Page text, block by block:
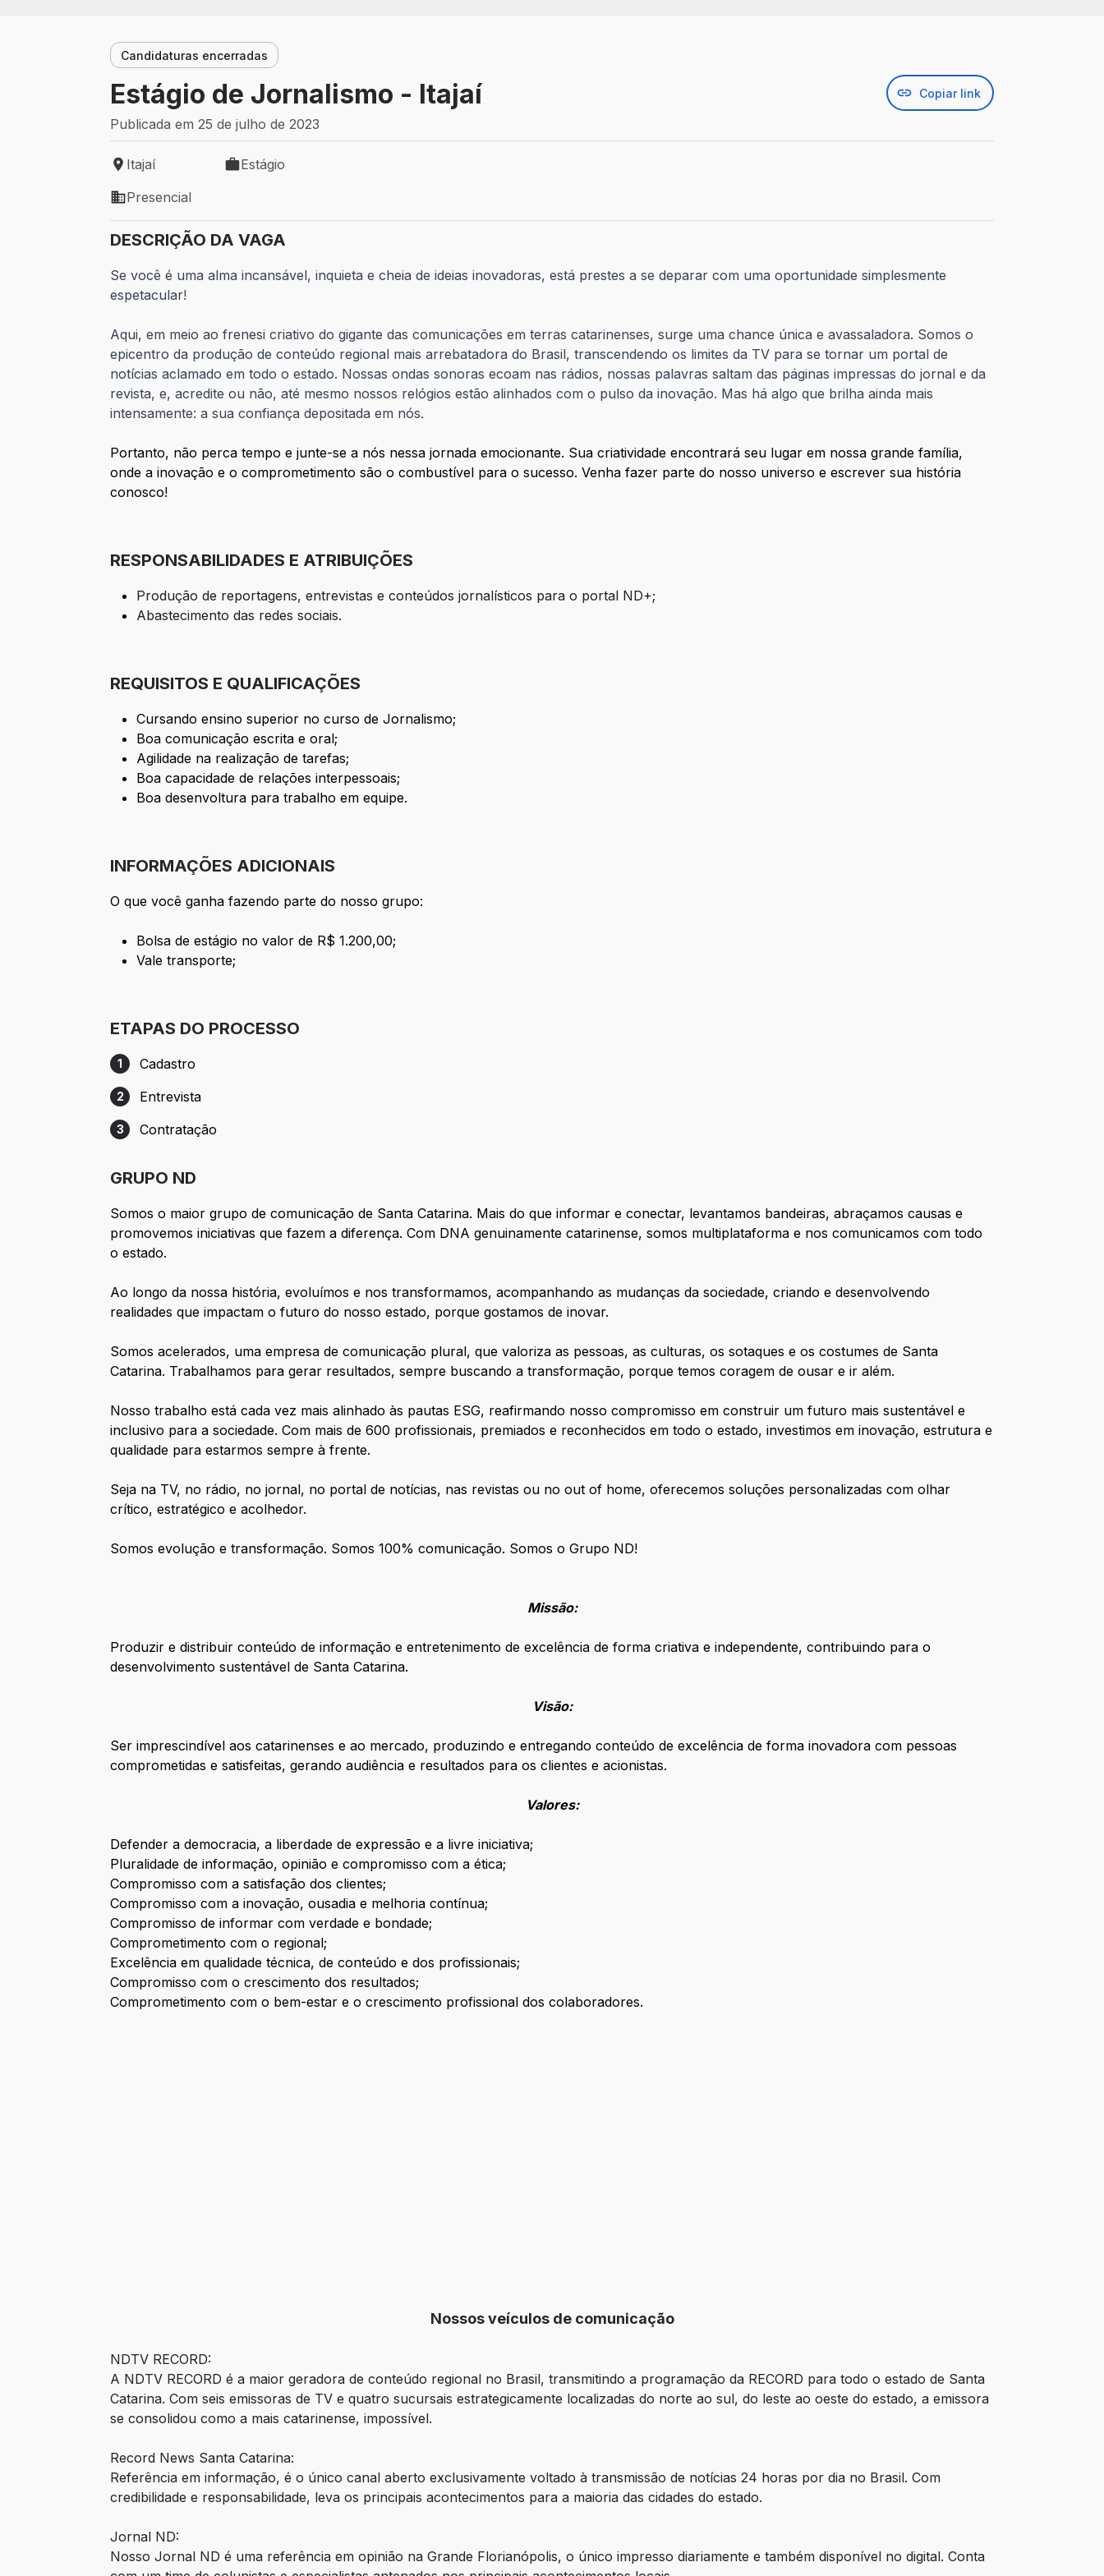
Candidaturas encerradas
Estágio de Jornalismo - Itajaí Copiar link
Publicada em 25 de julho de 2023
Local de trabalho: Itajaí
Itajaí
Tipo de vaga: Estágio
Estágio
Modelo de trabalho: Presencial
Presencial
DESCRIÇÃO DA VAGA
Se você é uma alma incansável, inquieta e cheia de ideias inovadoras, está prestes a se deparar com uma oportunidade simplesmente
espetacular!
Aqui, em meio ao frenesi criativo do gigante das comunicações em terras catarinenses, surge uma chance única e avassaladora. Somos o
epicentro da produção de conteúdo regional mais arrebatadora do Brasil, transcendendo os limites da TV para se tornar um portal de
notícias aclamado em todo o estado. Nossas ondas sonoras ecoam nas rádios, nossas palavras saltam das páginas impressas do jornal e da
revista, e, acredite ou não, até mesmo nossos relógios estão alinhados com o pulso da inovação. Mas há algo que brilha ainda mais
intensamente: a sua confiança depositada em nós.
Portanto, não perca tempo e junte-se a nós nessa jornada emocionante. Sua criatividade encontrará seu lugar em nossa grande família,
onde a inovação e o comprometimento são o combustível para o sucesso. Venha fazer parte do nosso universo e escrever sua história
conosco!
RESPONSABILIDADES E ATRIBUIÇÕES
Produção de reportagens, entrevistas e conteúdos jornalísticos para o portal ND+;
Abastecimento das redes sociais.
REQUISITOS E QUALIFICAÇÕES
Cursando ensino superior no curso de Jornalismo;
Boa comunicação escrita e oral;
Agilidade na realização de tarefas;
Boa capacidade de relações interpessoais;
Boa desenvoltura para trabalho em equipe.
INFORMAÇÕES ADICIONAIS
O que você ganha fazendo parte do nosso grupo:
Bolsa de estágio no valor de R$ 1.200,00;
Vale transporte;
ETAPAS DO PROCESSO
Etapa 1: Cadastro
1 Cadastro
Etapa 2: Entrevista
2 Entrevista
Etapa 3: Contratação
3 Contratação
GRUPO ND
Somos o maior grupo de comunicação de Santa Catarina. Mais do que informar e conectar, levantamos bandeiras, abraçamos causas e
promovemos iniciativas que fazem a diferença. Com DNA genuinamente catarinense, somos multiplataforma e nos comunicamos com todo
o estado.
Ao longo da nossa história, evoluímos e nos transformamos, acompanhando as mudanças da sociedade, criando e desenvolvendo
realidades que impactam o futuro do nosso estado, porque gostamos de inovar.
Somos acelerados, uma empresa de comunicação plural, que valoriza as pessoas, as culturas, os sotaques e os costumes de Santa
Catarina. Trabalhamos para gerar resultados, sempre buscando a transformação, porque temos coragem de ousar e ir além.
Nosso trabalho está cada vez mais alinhado às pautas ESG, reafirmando nosso compromisso em construir um futuro mais sustentável e
inclusivo para a sociedade. Com mais de 600 profissionais, premiados e reconhecidos em todo o estado, investimos em inovação, estrutura e
qualidade para estarmos sempre à frente.
Seja na TV, no rádio, no jornal, no portal de notícias, nas revistas ou no out of home, oferecemos soluções personalizadas com olhar
crítico, estratégico e acolhedor.
Somos evolução e transformação. Somos 100% comunicação. Somos o Grupo ND!
Missão:
Produzir e distribuir conteúdo de informação e entretenimento de excelência de forma criativa e independente, contribuindo para o
desenvolvimento sustentável de Santa Catarina.
Visão:
Ser imprescindível aos catarinenses e ao mercado, produzindo e entregando conteúdo de excelência de forma inovadora com pessoas
comprometidas e satisfeitas, gerando audiência e resultados para os clientes e acionistas.
Valores:
Defender a democracia, a liberdade de expressão e a livre iniciativa;
Pluralidade de informação, opinião e compromisso com a ética;
Compromisso com a satisfação dos clientes;
Compromisso com a inovação, ousadia e melhoria contínua;
Compromisso de informar com verdade e bondade;
Comprometimento com o regional;
Excelência em qualidade técnica, de conteúdo e dos profissionais;
Compromisso com o crescimento dos resultados;
Comprometimento com o bem-estar e o crescimento profissional dos colaboradores.
Nossos veículos de comunicação
NDTV RECORD:
A NDTV RECORD é a maior geradora de conteúdo regional no Brasil, transmitindo a programação da RECORD para todo o estado de Santa
Catarina. Com seis emissoras de TV e quatro sucursais estrategicamente localizadas do norte ao sul, do leste ao oeste do estado, a emissora
se consolidou como a mais catarinense, impossível.
Record News Santa Catarina:
Referência em informação, é o único canal aberto exclusivamente voltado à transmissão de notícias 24 horas por dia no Brasil. Com
credibilidade e responsabilidade, leva os principais acontecimentos para a maioria das cidades do estado.
Jornal ND:
Nosso Jornal ND é uma referência em opinião na Grande Florianópolis, o único impresso diariamente e também disponível no digital. Conta